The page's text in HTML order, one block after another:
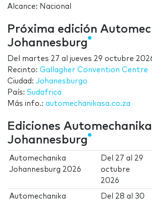
Alcance: Nacional
Próxima edición
Johannesburg
Del martes 27 al jueves 29 octubre
Recinto: Gallagher Convention Centre
Ciudad: Johanesburgo
País: Sudafrica
Más info.: automechanikasa.co.za
Ediciones Automechanika
Johannesburg
Automechanika
Johannesburg 2026
Del 27 al 29
octubre
2026
Automechanika
Del 28 al 30